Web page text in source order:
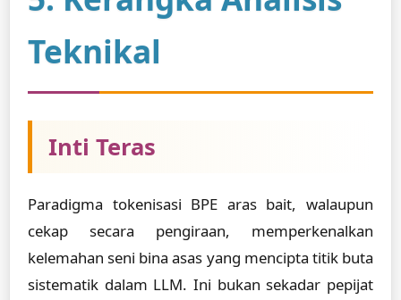
Teknikal
Inti Teras
Paradigma tokenisasi BPE aras bait, walaupun
cekap secara pengiraan, memperkenalkan
kelemahan seni bina asas yang mencipta titik buta
sistematik dalam LLM. Ini bukan sekadar pepijat